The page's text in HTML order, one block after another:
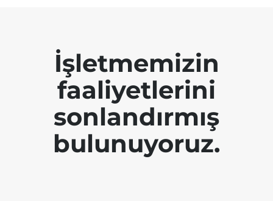
İşletmemizin
faaliyetlerini
sonlandırmış
bulunuyoruz.